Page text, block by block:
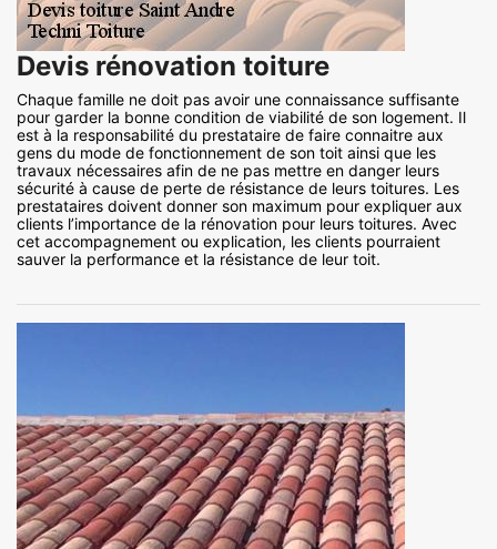
Devis rénovation toiture
Chaque famille ne doit pas avoir une connaissance suffisante
pour garder la bonne condition de viabilité de son logement. Il
est à la responsabilité du prestataire de faire connaitre aux
gens du mode de fonctionnement de son toit ainsi que les
travaux nécessaires afin de ne pas mettre en danger leurs
sécurité à cause de perte de résistance de leurs toitures. Les
prestataires doivent donner son maximum pour expliquer aux
clients l’importance de la rénovation pour leurs toitures. Avec
cet accompagnement ou explication, les clients pourraient
sauver la performance et la résistance de leur toit.